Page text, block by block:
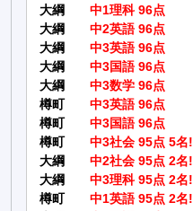
大綱
中1理科 96点
大綱
中2英語 96点
大綱
中3英語 96点
大綱
中3国語 96点
大綱
中3数学 96点
樽町
中3英語 96点
樽町
中3国語 96点
樽町
中3社会 95点 5名!
大綱
中2社会 95点 2名!
大綱
中3理科 95点 2名!
樽町
中1英語 95点 2名!